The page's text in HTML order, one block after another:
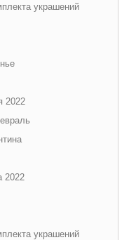
украшений
2022
2022
украшений